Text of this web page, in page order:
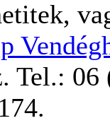
Tel.: